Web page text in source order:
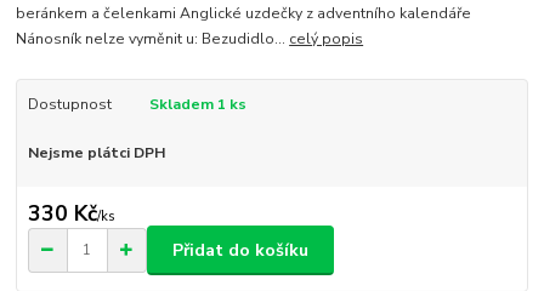
beránkem a čelenkami Anglické uzdečky z adventního kalendáře
Nánosník nelze vyměnit u: Bezudidlo... celý popis
Dostupnost Skladem 1 ks
Nejsme plátci DPH
330 Kč/ks
Přidat do košíku